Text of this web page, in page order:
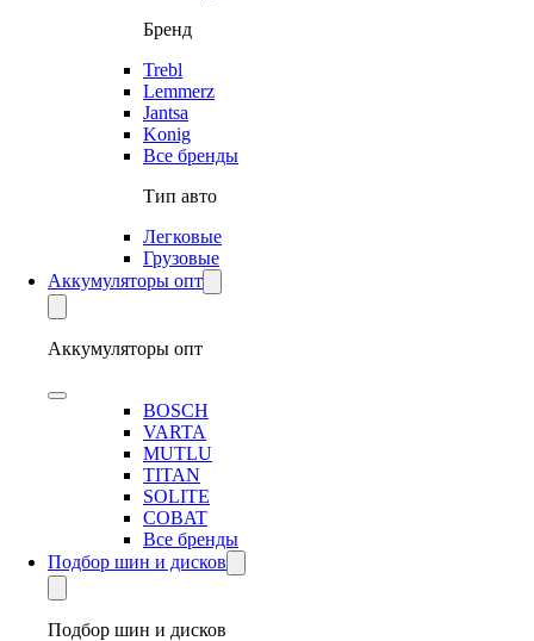
Бренд
Trebl
Lemmerz
Jantsa
Konig
Все бренды
Тип авто
Легковые
Грузовые
Аккумуляторы опт
Аккумуляторы опт
BOSCH
VARTA
MUTLU
TITAN
SOLITE
COBAT
Все бренды
Подбор шин и дисков
Подбор шин и дисков